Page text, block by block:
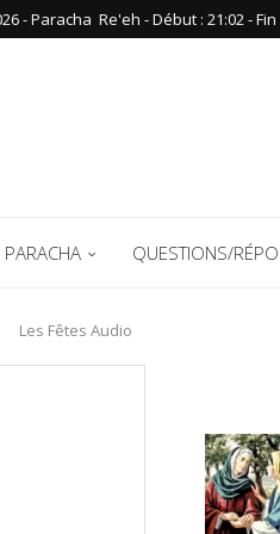
- Paracha ‪ Re'eh‬ - Début : 21:02‬ - Fin
PARACHA QUESTIONS/
Les Fêtes Audio